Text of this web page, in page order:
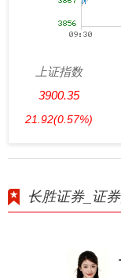
上证指数
3900.35
21.92(0.57%)
长胜证券_证